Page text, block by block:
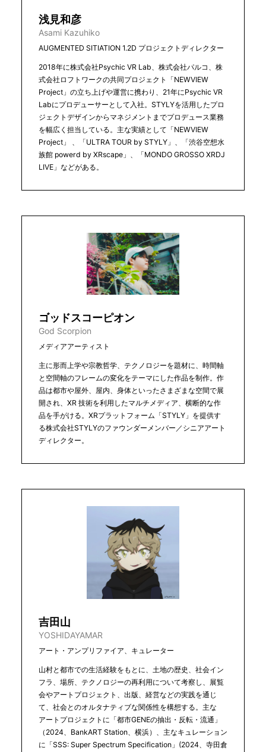
浅見和彦
Asami Kazuhiko
AUGMENTED SITIATION 1.2D プロジェクトディレクター
2018年に株式会社Psychic VR Lab、株式会社パルコ、株
式会社ロフトワークの共同プロジェクト「NEWVIEW
Project」の立ち上げや運営に携わり、21年にPsychic VR
Labにプロデューサーとして入社。STYLYを活用したプロ
ジェクトデザインからマネジメントまでプロデュース業務
を幅広く担当している。主な実績として「NEWVIEW
Project」 、「ULTRA TOUR by STYLY」、「渋谷空想水
族館 powerd by XRscape」、「MONDO GROSSO XRDJ
LIVE」などがある。
ゴッドスコーピオン
God Scorpion
メディアアーティスト
主に形而上学や宗教哲学、テクノロジーを題材に、時間軸
と空間軸のフレームの変化をテーマにした作品を制作。作
品は都市や屋外、屋内、身体といったさまざまな空間で展
開され、XR 技術を利用したマルチメディア、横断的な作
品を手がける。XRプラットフォーム「STYLY」を提供す
る株式会社STYLYのファウンダーメンバー／シニアアート
ディレクター。
吉田山
YOSHIDAYAMAR
アート・アンプリファイア、キュレーター
山村と都市での生活経験をもとに、土地の歴史、社会イン
フラ、場所、テクノロジーの再利用について考察し、展覧
会やアートプロジェクト、出版、経営などの実践を通じ
て、社会とのオルタナティブな関係性を構想する。主な
アートプロジェクトに「都市GENEの抽出・反転・流通」
（2024、BankART Station、横浜）、主なキュレーション
に「SSS: Super Spectrum Specification」(2024、寺田倉